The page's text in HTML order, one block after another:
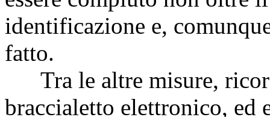
identificazione e,
fatto.
Tra le altre misure,
braccialetto elettronico, ed